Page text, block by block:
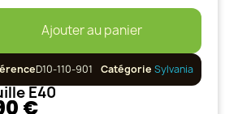
Ajouter au panier
D10-110-901 CatégorieSylvania
E40
€